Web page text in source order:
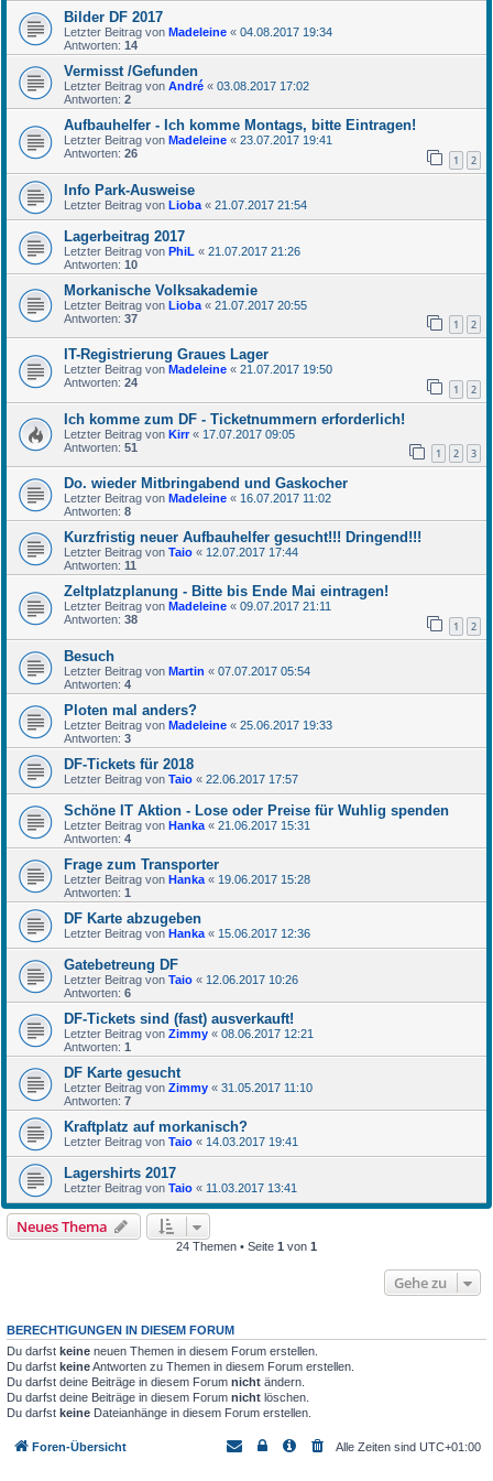
Bilder DF 2017
Letzter Beitrag von Madeleine « 04.08.2017 19:34
Antworten: 14
Vermisst /Gefunden
Letzter Beitrag von André « 03.08.2017 17:02
Antworten: 2
Aufbauhelfer - Ich komme Montags, bitte Eintragen!
Letzter Beitrag von Madeleine « 23.07.2017 19:41
Antworten: 26 1 2
Info Park-Ausweise
Letzter Beitrag von Lioba « 21.07.2017 21:54
Lagerbeitrag 2017
Letzter Beitrag von PhiL « 21.07.2017 21:26
Antworten: 10
Morkanische Volksakademie
Letzter Beitrag von Lioba « 21.07.2017 20:55
Antworten: 37 1 2
IT-Registrierung Graues Lager
Letzter Beitrag von Madeleine « 21.07.2017 19:50
Antworten: 24 1 2
Ich komme zum DF - Ticketnummern erforderlich!
Letzter Beitrag von Kirr« 17.07.2017 09:05
Antworten: 51 1 2 3
Do. wieder Mitbringabend und Gaskocher
Letzter Beitrag von Madeleine « 16.07.2017 11:02
Antworten: 8
Kurzfristig neuer Aufbauhelfer gesucht!!! Dringend!!!
Letzter Beitrag von Taio « 12.07.2017 17:44
Antworten: 11
Zeltplatzplanung - Bitte bis Ende Mai eintragen!
Letzter Beitrag von Madeleine « 09.07.2017 21:11
Antworten: 38 1 2
Besuch
Letzter Beitrag von Martin « 07.07.2017 05:54
Antworten: 4
Ploten mal anders?
Letzter Beitrag von Madeleine « 25.06.2017 19:33
Antworten: 3
DF-Tickets für 2018
Letzter Beitrag von Taio « 22.06.2017 17:57
Schöne IT Aktion - Lose oder Preise für Wuhlig spenden
Letzter Beitrag von Hanka « 21.06.2017 15:31
Antworten: 4
Frage zum Transporter
Letzter Beitrag von Hanka « 19.06.2017 15:28
Antworten: 1
DF Karte abzugeben
Letzter Beitrag von Hanka « 15.06.2017 12:36
Gatebetreung DF
Letzter Beitrag von Taio « 12.06.2017 10:26
Antworten: 6
DF-Tickets sind (fast) ausverkauft!
Letzter Beitrag von Zimmy « 08.06.2017 12:21
Antworten: 1
DF Karte gesucht
Letzter Beitrag von Zimmy « 31.05.2017 11:10
Antworten: 7
Kraftplatz auf morkanisch?
Letzter Beitrag von Taio « 14.03.2017 19:41
Lagershirts 2017
Letzter Beitrag von Taio « 11.03.2017 13:41
Neues Thema
24 Themen • Seite 1 von 1
Gehe zu
BERECHTIGUNGEN IN DIESEM FORUM
Du darfst keine neuen Themen in diesem Forum erstellen.
Du darfst keineAntworten zu Themen in diesem Forum erstellen.
Du darfst deine Beiträge in diesem Forum nicht ändern.
Du darfst deine Beiträge in diesem Forum nicht löschen.
Du darfst keine Dateianhänge in diesem Forum erstellen.
Foren-Übersicht Alle Zeiten sind UTC+01:00